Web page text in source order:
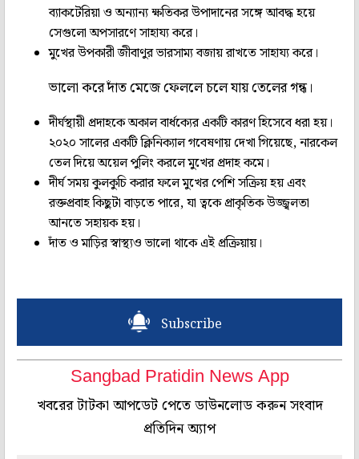
ব্যাকটেরিয়া ও অন্যান্য ক্ষতিকর উপাদানের সঙ্গে আবদ্ধ হয়ে
সেগুলো অপসারণে সাহায্য করে।
মুখের উপকারী জীবাণুর ভারসাম্য বজায় রাখতে সাহায্য করে।
ভালো করে দাঁত মেজে ফেললে চলে যায় তেলের গন্ধ।
দীর্ঘস্থায়ী প্রদাহকে অকাল বার্ধক্যের একটি কারণ হিসেবে ধরা হয়।
২০২০ সালের একটি ক্লিনিক্যাল গবেষণায় দেখা গিয়েছে, নারকেল
তেল দিয়ে অয়েল পুলিং করলে মুখের প্রদাহ কমে।
দীর্ঘ সময় কুলকুচি করার ফলে মুখের পেশি সক্রিয় হয় এবং
রক্তপ্রবাহ কিছুটা বাড়তে পারে, যা ত্বকে প্রাকৃতিক উজ্জ্বলতা
আনতে সহায়ক হয়।
দাঁত ও মাড়ির স্বাস্থ্যও ভালো থাকে এই প্রক্রিয়ায়।
Subscribe
Sangbad Pratidin News App
খবরের টাটকা আপডেট পেতে ডাউনলোড করুন সংবাদ
প্রতিদিন অ্যাপ